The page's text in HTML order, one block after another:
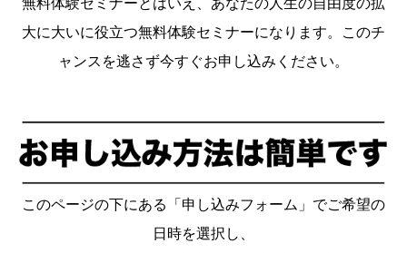
大に大いに役立つ無料体験セミナーになります。このチ
ャンスを逃さず今すぐお申し込みください。
このページの下にある「申し込みフォーム」でご希望の
日時を選択し、